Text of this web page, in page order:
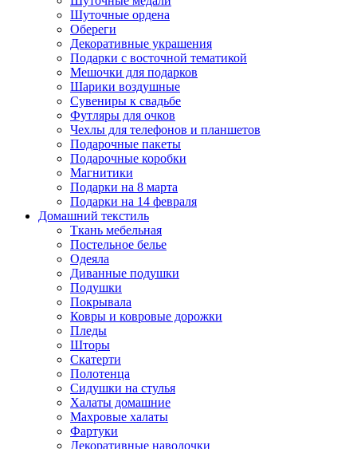
Шуточные ордена
Обереги
Декоративные украшения
Подарки с восточной тематикой
Мешочки для подарков
Шарики воздушные
Сувениры к свадьбе
Футляры для очков
Чехлы для телефонов и планшетов
Подарочные пакеты
Подарочные коробки
Магнитики
Подарки на 8 марта
Подарки на 14 февраля
Домашний текстиль
Ткань мебельная
Постельное белье
Одеяла
Диванные подушки
Подушки
Покрывала
Ковры и ковровые дорожки
Пледы
Шторы
Скатерти
Полотенца
Сидушки на стулья
Халаты домашние
Махровые халаты
Фартуки
Декоративные наволочки